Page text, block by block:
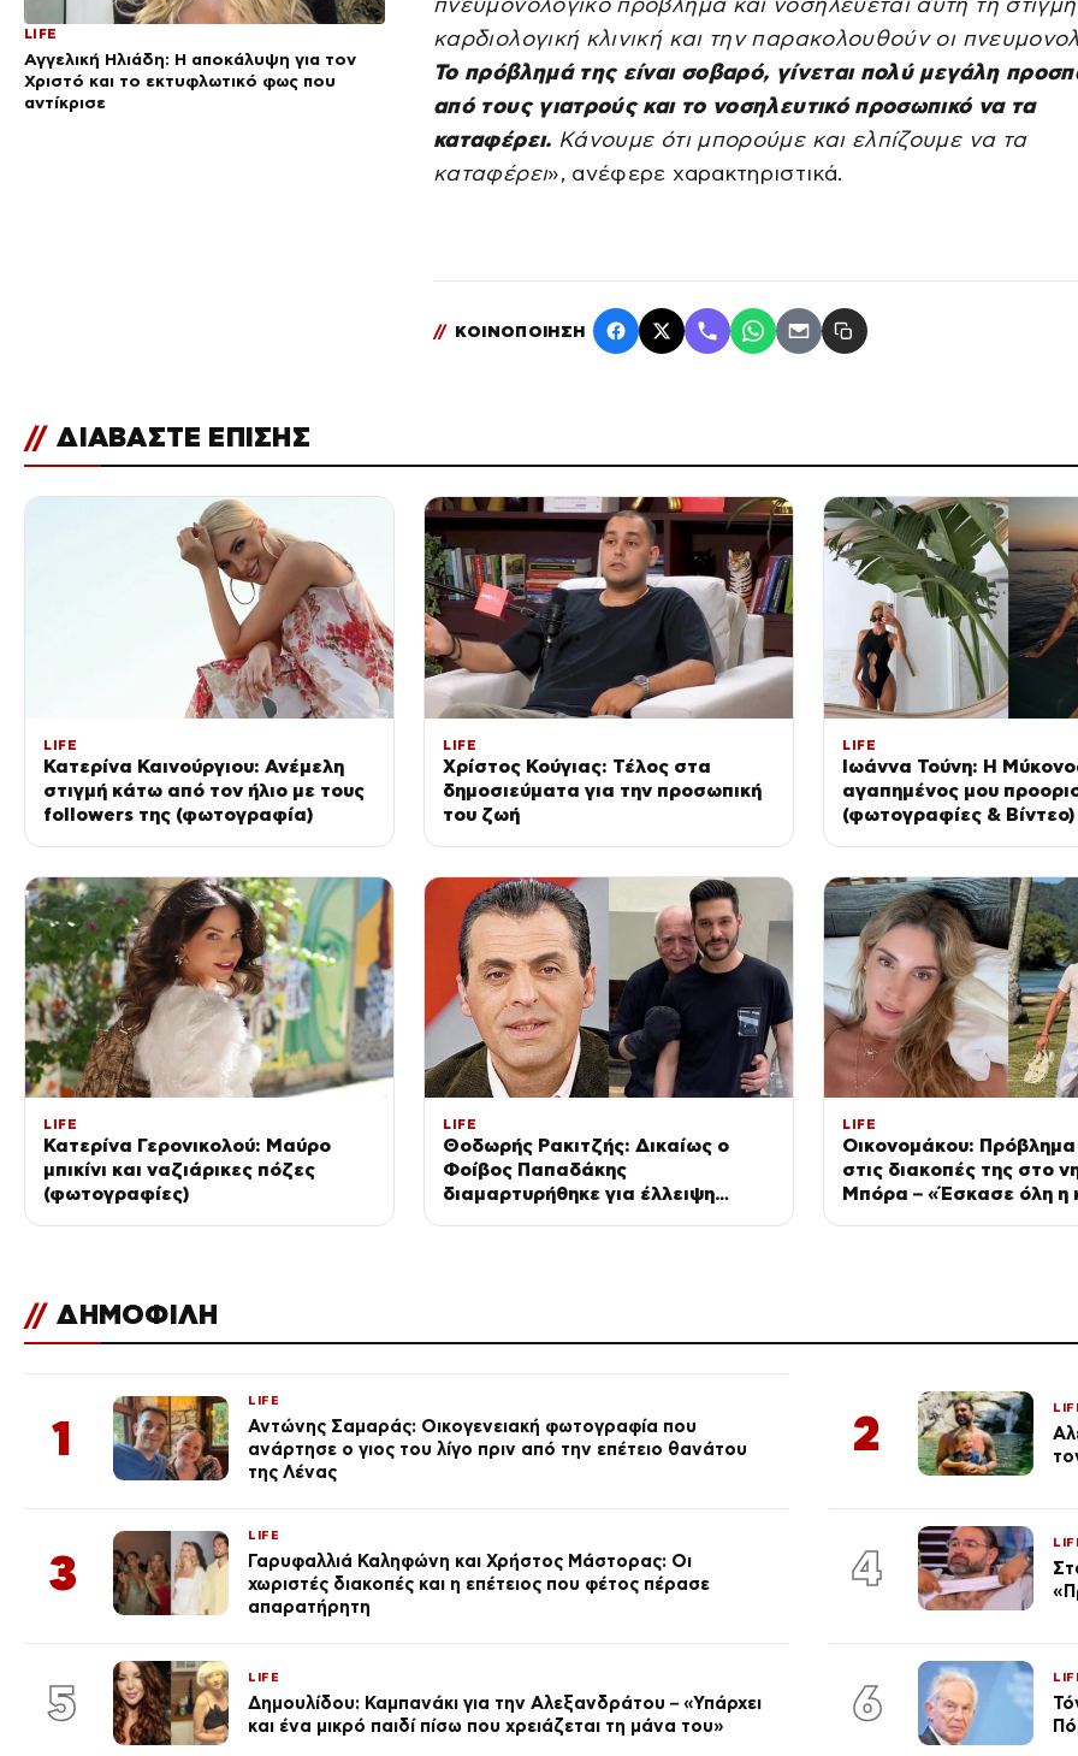
LIFE
Αγγελική Ηλιάδη: Η αποκάλυψη για τον
Χριστό και το εκτυφλωτικό φως που
αντίκρισε
πνευμονολογικό πρόβλημα και νοσηλεύεται αυτή τη
καρδιολογική κλινική και την παρακολουθούν οι
Το πρόβλημά της είναι σοβαρό, γίνεται πολύ μεγάλη
από τους γιατρούς και το νοσηλευτικό προσωπικό να τα
καταφέρει. Κάνουμε ότι μπορούμε και ελπίζουμε να τα
καταφέρει», ανέφερε χαρακτηριστικά.
// ΚΟΙΝΟΠΟΙΗΣΗ
// ΔΙΑΒΑΣΤΕ ΕΠΙΣΗΣ
LIFE
Κατερίνα Καινούργιου: Ανέμελη
στιγμή κάτω από τον ήλιο με τους
followers της (φωτογραφία)
LIFE
Χρίστος Κούγιας: Τέλος στα
δημοσιεύματα για την προσωπική
του ζωή
LIFE
Ιωάννα Τούνη: Η
αγαπημένος μου
(φωτογραφίες & Βίντεο)
LIFE
Κατερίνα Γερονικολού: Μαύρο
μπικίνι και ναζιάρικες πόζες
(φωτογραφίες)
LIFE
Θοδωρής Ρακιτζής: Δικαίως ο
Φοίβος Παπαδάκης
διαμαρτυρήθηκε για έλλειψη
LIFE
Οικονομάκου: Πρόβλημα
στις διακοπές της στο
Μπόρα – «Έσκασε όλη η
// ΔΗΜΟΦΙΛΗ
1
LIFE
Αντώνης Σαμαράς: Οικογενειακή φωτογραφία που
ανάρτησε ο γιος του λίγο πριν από την επέτειο θανάτου
της Λένας
2
3
LIFE
Γαρυφαλλιά Καληφώνη και Χρήστος Μάστορας: Οι
χωριστές διακοπές και η επέτειος που φέτος πέρασε
απαρατήρητη
4
5 LIFE
Δημουλίδου: Καμπανάκι για την Αλεξανδράτου – «Υπάρχει
και ένα μικρό παιδί πίσω που χρειάζεται τη μάνα του»
6